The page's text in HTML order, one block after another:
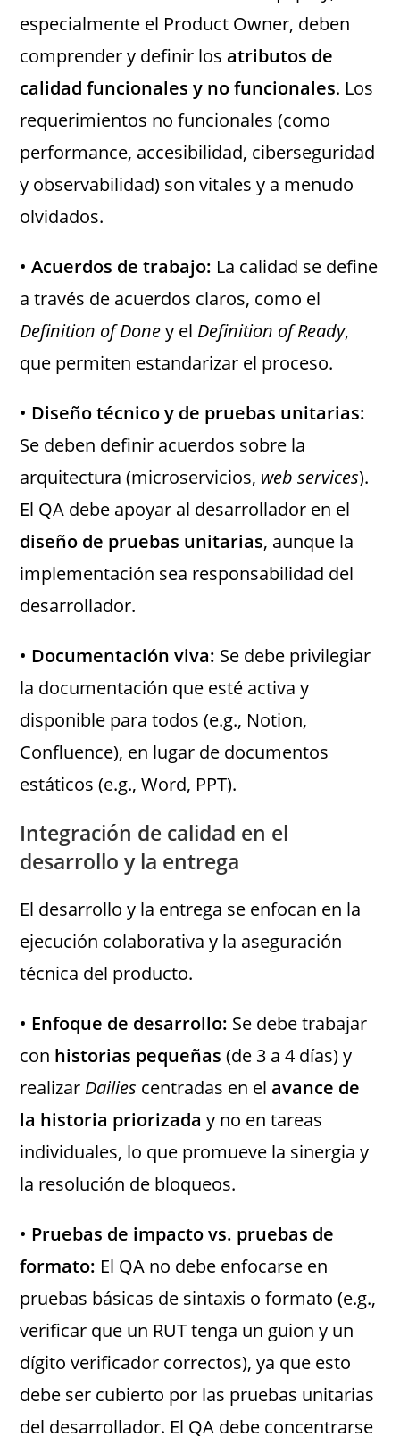
especialmente el Product Owner, deben
comprender y definir losatributos de
calidad funcionales y no funcionales. Los
requerimientos no funcionales (como
performance, accesibilidad, ciberseguridad
y observabilidad) son vitales y a menudo
olvidados.
•Acuerdos de trabajo: La calidad se define
a través de acuerdos claros, como el
Definition of Doney el Definition of Ready,
que permiten estandarizar el proceso.
• Diseño técnico y de pruebas unitarias:
Se deben definir acuerdos sobre la
arquitectura (microservicios, web services).
El QA debe apoyar al desarrollador en el
diseño de pruebas unitarias, aunque la
implementación sea responsabilidad del
desarrollador.
• Documentación viva: Se debe privilegiar
la documentación que esté activa y
disponible para todos (e.g., Notion,
Confluence), en lugar de documentos
estáticos (e.g., Word, PPT).
Integración de calidad en el
desarrollo y la entrega
El desarrollo y la entrega se enfocan en la
ejecución colaborativa y la aseguración
técnica del producto.
• Enfoque de desarrollo: Se debe trabajar
con historias pequeñas (de 3 a 4 días) y
realizar Dailies centradas en elavance de
la historia priorizada y no en tareas
individuales, lo que promueve la sinergia y
la resolución de bloqueos.
• Pruebas de impacto vs. pruebas de
formato: El QA no debe enfocarse en
pruebas básicas de sintaxis o formato (e.g.,
verificar que un RUT tenga un guion y un
dígito verificador correctos), ya que esto
debe ser cubierto por las pruebas unitarias
del desarrollador. El QA debe concentrarse